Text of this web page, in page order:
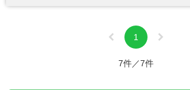
1
7件／7件